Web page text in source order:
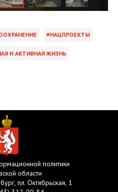
НАЦПРОЕКТЫ
И АКТИВНАЯ ЖИЗНЬ
политики
области
пл. Октябрьская, 1